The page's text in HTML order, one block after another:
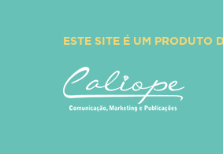
ESTE SITE É UM PRODUTO